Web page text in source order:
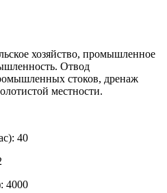
хозяйство, промышленное
Отвод
стоков, дренаж
местности.
40
4000